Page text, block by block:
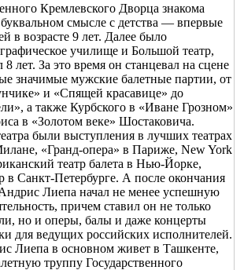
Кремлевского Дворца знакома
смысле с детства — впервые
в возрасте 9 лет. Далее было
училище и Большой театр,
8 лет. За это время он станцевал на сцене
значимые мужские балетные партии, от
и «Спящей красавице» до
а также Курбского в «Иване Грозном»
в «Золотом веке» Шостаковича.
были выступления в лучших театрах
«Гранд-опера» в Париже, New York
театр балета в Нью-Йорке,
в Санкт-Петербурге. А после окончания
Лиепа начал не менее успешную
причем ставил он не только
но и оперы, балы и даже концерты
для ведущих российских исполнителей.
Лиепа в основном живет в Ташкенте,
труппу Государственного